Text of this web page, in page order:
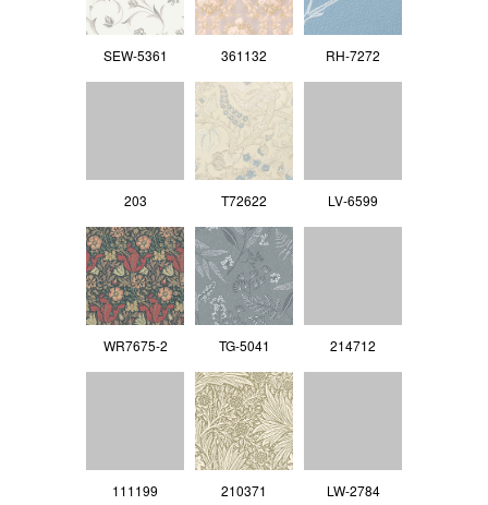
SEW-5361 361132 RH-7272
203 T72622 LV‐6599
WR7675-2 TG-5041 214712
111199 210371 LW-2784